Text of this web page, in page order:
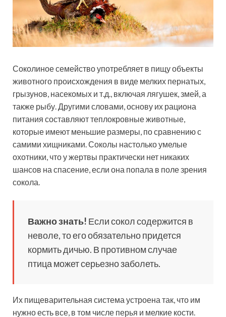
Соколиное семейство употребляет в пищу объекты
животного происхождения в виде мелких пернатых,
грызунов, насекомых и т.д., включая лягушек, змей, а
также рыбу. Другими словами, основу их рациона
питания составляют теплокровные животные,
которые имеют меньшие размеры, по сравнению с
самими хищниками. Соколы настолько умелые
охотники, что у жертвы практически нет никаких
шансов на спасение, если она попала в поле зрения
сокола.
Важно знать! Если сокол содержится в
неволе, то его обязательно придется
кормить дичью. В противном случае
птица может серьезно заболеть.
Их пищеварительная система устроена так, что им
нужно есть все, в том числе перья и мелкие кости.